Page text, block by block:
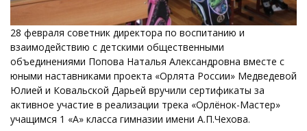
28 февраля советник директора по воспитанию и
взаимодействию с детскими общественными
объединениями Попова Наталья Александровна вместе с
юными наставниками проекта «Орлята России» Медведевой
Юлией и Ковальской Дарьей вручили сертификаты за
активное участие в реализации трека «Орлёнок-Мастер»
учащимся 1 «А» класса гимназии имени А.П.Чехова.